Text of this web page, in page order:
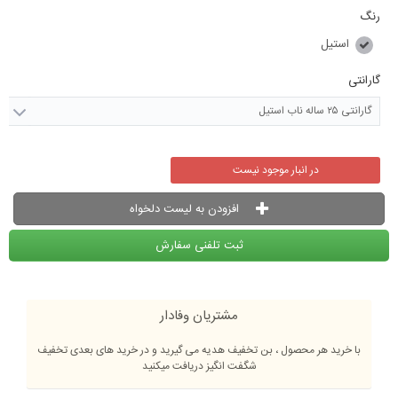
رنگ
استیل
گارانتی
گارانتی ۲۵ ساله ناب استیل
در انبار موجود نیست
افزودن به لیست دلخواه
ثبت تلفنی سفارش
مشتریان وفادار
با خرید هر محصول ، بن تخفیف هدیه می گیرید و در خرید های بعدی تخفیف
شگفت انگیز دریافت میکنید